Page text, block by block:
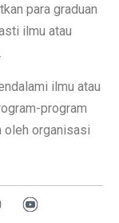
para graduan
ilmu atau
ilmu atau
program
oleh organisasi